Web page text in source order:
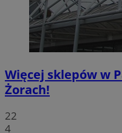
Więcej sklepów w
Żorach!
22
4